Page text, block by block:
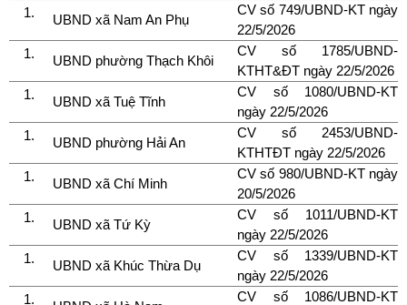
UBND xã Nam An Phụ
CV số 749/UBND-KT ngày
22/5/2026
UBND phường Thạch Khôi
CV số 1785/UBND-
KTHT&ĐT ngày 22/5/2026
UBND xã Tuệ Tĩnh
CV số 1080/UBND-KT
ngày 22/5/2026
UBND phường Hải An
CV số 2453/UBND-
KTHTĐT ngày 22/5/2026
UBND xã Chí Minh
CV số 980/UBND-KT ngày
20/5/2026
UBND xã Tứ Kỳ
CV số 1011/UBND-KT
ngày 22/5/2026
UBND xã Khúc Thừa Dụ
CV số 1339/UBND-KT
ngày 22/5/2026
CV số 1086/UBND-KT